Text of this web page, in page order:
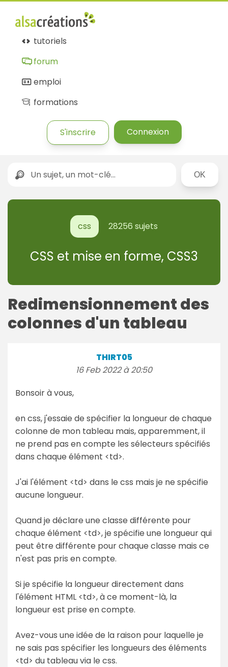
tutoriels
forum
emploi
formations
S'inscrire Connexion
Rechercher
css 28256 sujets
CSS et mise en forme, CSS3
Redimensionnement des
colonnes d'un tableau
THIRT05
16 Feb 2022 à 20:50
Bonsoir à vous,
en css, j'essaie de spécifier la longueur de chaque
colonne de mon tableau mais, apparemment, il
ne prend pas en compte les sélecteurs spécifiés
dans chaque élément <td>.
J'ai l'élément <td> dans le css mais je ne spécifie
aucune longueur.
Quand je déclare une classe différente pour
chaque élément <td>, je spécifie une longueur qui
peut être différente pour chaque classe mais ce
n'est pas pris en compte.
Si je spécifie la longueur directement dans
l'élément HTML <td>, à ce moment-là, la
longueur est prise en compte.
Avez-vous une idée de la raison pour laquelle je
ne sais pas spécifier les longueurs des éléments
<td> du tableau via le css.